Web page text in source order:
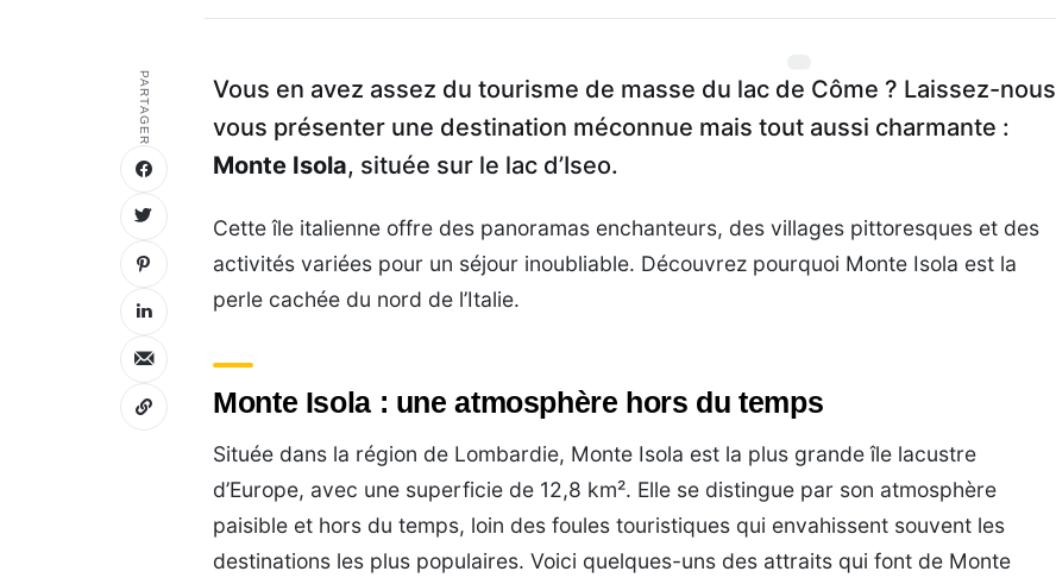
PARTAGER
Vous en avez assez du tourisme de masse du lac de Côme ? Laissez-nous
vous présenter une destination méconnue mais tout aussi charmante :
Monte Isola, située sur le lac d’Iseo.
Cette île italienne offre des panoramas enchanteurs, des villages pittoresques et des
activités variées pour un séjour inoubliable. Découvrez pourquoi Monte Isola est la
perle cachée du nord de l’Italie.
Monte Isola : une atmosphère hors du temps
Située dans la région de Lombardie, Monte Isola est la plus grande île lacustre
d’Europe, avec une superficie de 12,8 km². Elle se distingue par son atmosphère
paisible et hors du temps, loin des foules touristiques qui envahissent souvent les
destinations les plus populaires. Voici quelques-uns des attraits qui font de Monte